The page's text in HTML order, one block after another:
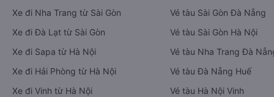
Xe đi Nha Trang từ Sài Gòn
Xe đi Đà Lạt từ Sài Gòn
Xe đi Sapa từ Hà Nội
Xe đi Hải Phòng từ Hà Nội
Xe đi Vinh từ Hà Nội
Vé tàu Sài Gòn Đà Nẵng
Vé tàu Sài Gòn Hà Nội
Vé tàu Nha Trang Đà
Vé tàu Đà Nẵng Huế
Vé tàu Hà Nội Vinh